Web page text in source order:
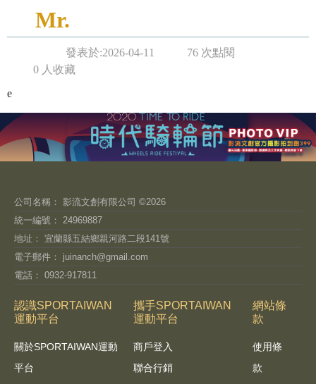
Mr.
發表於:2026-04-11
76 次點閱
0 人收藏
e
公司名稱： 影流文創有限公司 ©2026
統一編號： 24969887
地址： 宜蘭縣五結鄉親河路二段141號
電子郵件： juinanch@gmail.com
電話： 0932-917811
認識SPORTAIWAN
運動平台
關於SPORTAIWAN運動
平台
攜手SPORTAIWAN
運動平台
商戶登入
聯合行銷
網站條
款
使用條
款